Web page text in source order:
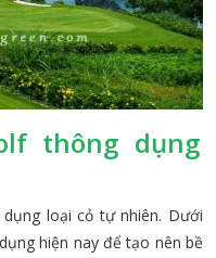
thông dụng
loại cỏ tự nhiên. Dưới
hiện nay để tạo nên bề